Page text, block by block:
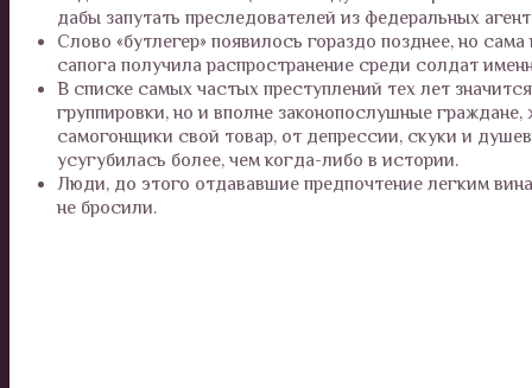
дабы запутать преследователей из федеральных
Слово «бутлегер» появилось гораздо позднее, но
сапога получила распространение среди солдат
В списке самых частых преступлений тех лет
группировки, но и вполне законопослушные
самогонщики свой товар, от депрессии, скуки и
усугубилась более, чем когда-либо в истории.
Люди, до этого отдававшие предпочтение легким
не бросили.